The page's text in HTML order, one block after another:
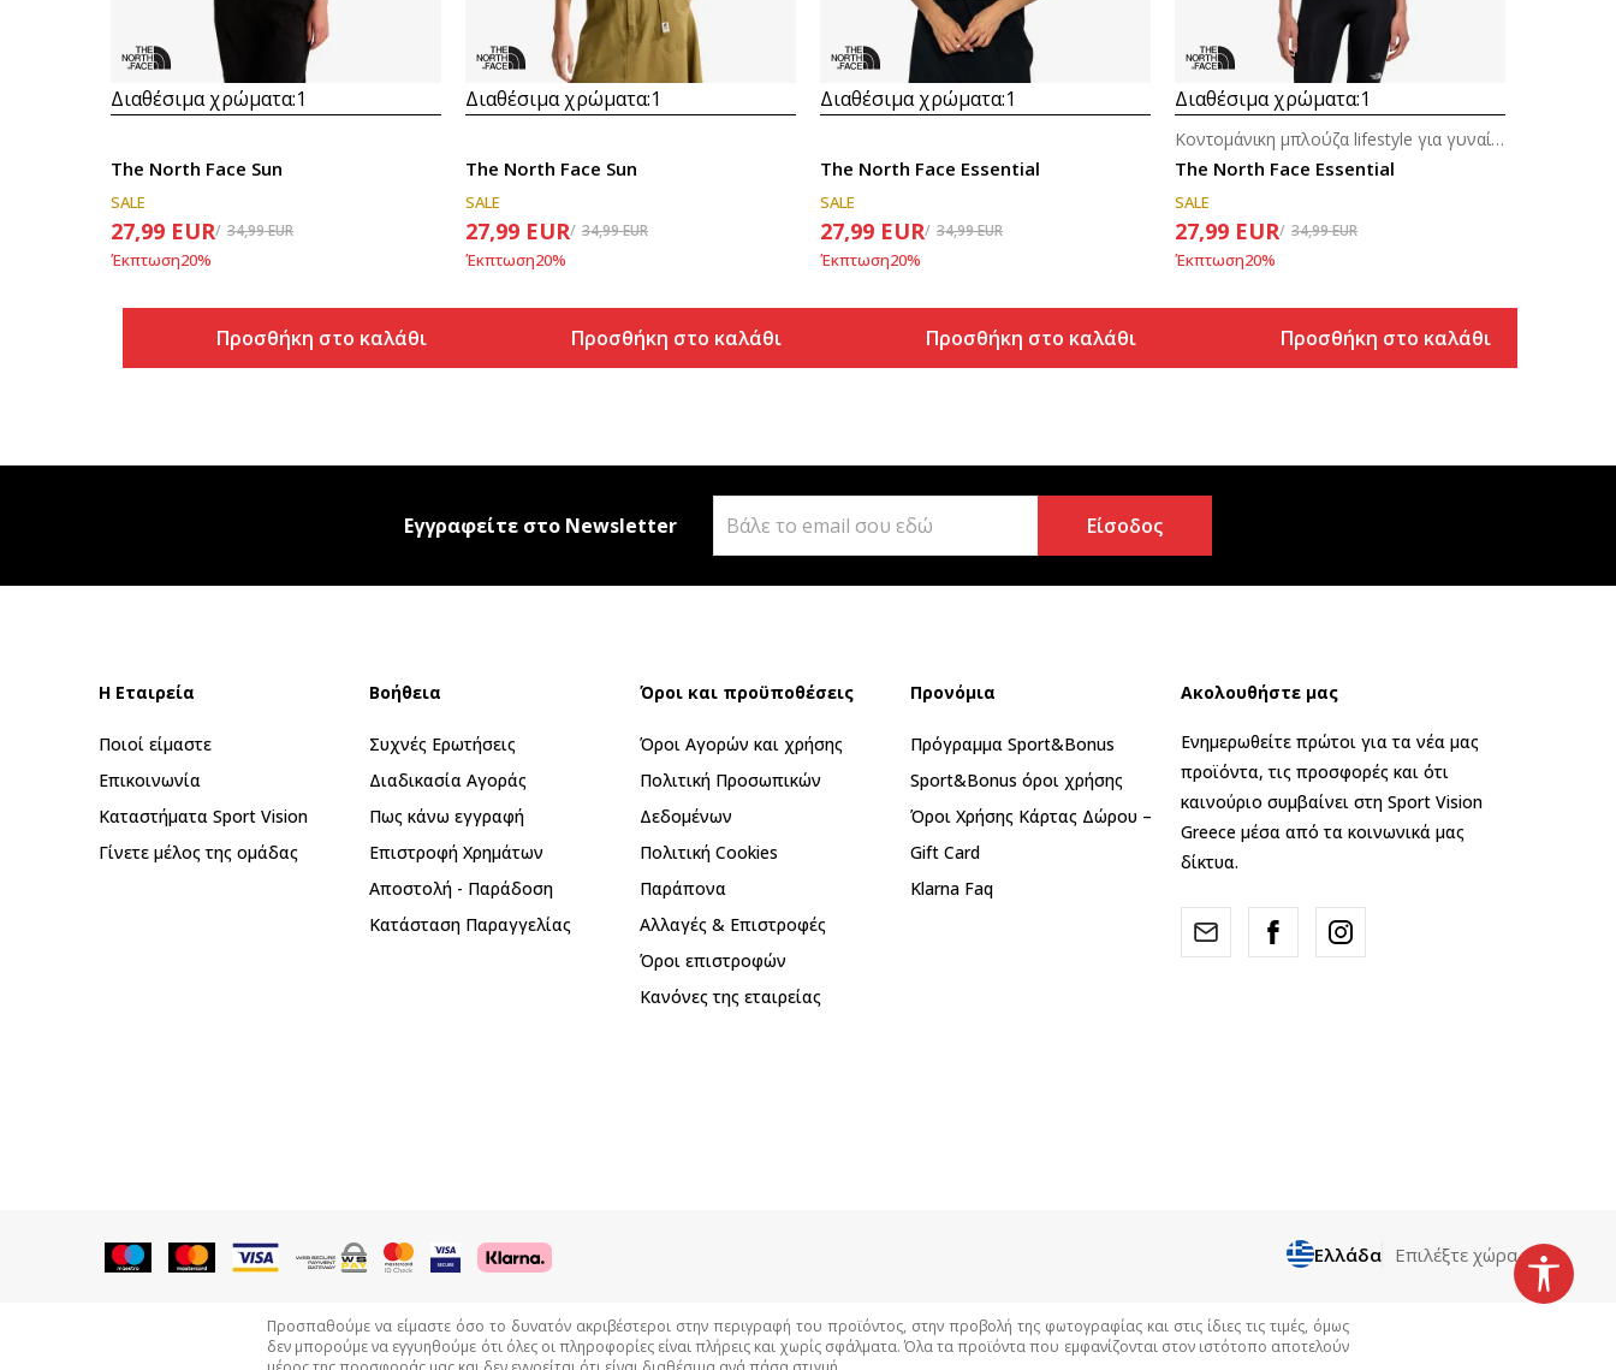
Διαθέσιμα χρώματα:1
The North Face Sun
SALE
27,99 EUR 34,99EUR
Έκπτωση20%
Προσθήκη στο καλάθι
Διαθέσιμα χρώματα:1
The North Face Sun
SALE
27,99 EUR 34,99EUR
Έκπτωση20%
Προσθήκη στο καλάθι
Διαθέσιμα χρώματα:1
The North Face Essential
SALE
27,99 EUR 34,99EUR
Έκπτωση20%
Προσθήκη στο καλάθι
Διαθέσιμα χρώματα:1
The North Face Essential
Κοντομάνικη μπλούζα lifestyle για γυναίκες
SALE
27,99 EUR 34,99EUR
Έκπτωση20%
Προσθήκη στο καλάθι
Εγγραφείτε στο Newsletter Είσοδος
Η Εταιρεία
Ποιοί είμαστε
Επικοινωνία
Καταστήματα Sport Vision
Γίνετε μέλος της ομάδας
Βοήθεια
Συχνές Ερωτήσεις
Διαδικασία Αγοράς
Πως κάνω εγγραφή
Επιστροφή Xρημάτων
Αποστολή - Παράδοση
Κατάσταση Παραγγελίας
Όροι και προϋποθέσεις
Όροι Αγορών και χρήσης
Πολιτική Προσωπικών
Δεδομένων
Πολιτική Cookies
Παράπονα
Αλλαγές & Επιστροφές
Όροι επιστροφών
Κανόνες της εταιρείας
Προνόμια
Πρόγραμμα Sport&Bonus
Sport&Bonus όροι χρήσης
Όροι Χρήσης Κάρτας Δώρου –
Gift Card
Klarna Faq
Ακολουθήστε μας
Ενημερωθείτε πρώτοι για τα νέα μας
προϊόντα, τις προσφορές και ότι
καινούριο συμβαίνει στη Sport Vision
Greece μέσα από τα κοινωνικά μας
δίκτυα.
Ελλάδα Επιλέξτε χώρα
Προσπαθούμε να είμαστε όσο το δυνατόν ακριβέστεροι στην περιγραφή του προϊόντος, στην προβολή της φωτογραφίας και στις ίδιες τις τιμές, όμως
δεν μπορούμε να εγγυηθούμε ότι όλες οι πληροφορίες είναι πλήρεις και χωρίς σφάλματα. Όλα τα προϊόντα που εμφανίζονται στον ιστότοπο αποτελούν